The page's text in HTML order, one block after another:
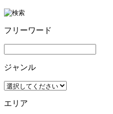
フリーワード
ジャンル
エリア